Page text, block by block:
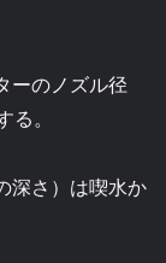
のノズル径
。
深さ）は喫水か